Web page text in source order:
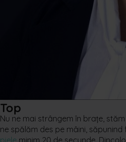
Top
Nu ne mai strângem în brațe,
ne spălăm des pe mâini,
piele minim 20 de secunde.